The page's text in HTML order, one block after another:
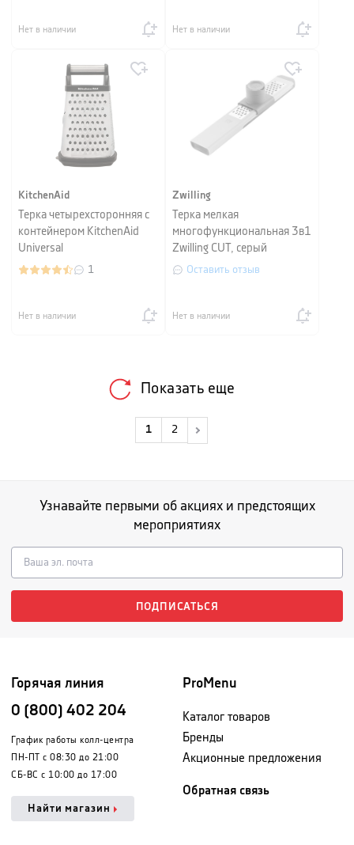
Нет в наличии Нет в наличии
KitchenAid
Терка четырехсторонняя с
контейнером KitchenAid
Universal
1
Нет в наличии
Zwilling
Терка мелкая
многофункциональная 3в1
Zwilling CUT, серый
Оставить отзыв
Нет в наличии
Показать еще
1 2
Узнавайте первыми об акциях и предстоящих
мероприятиях
ПОДПИСАТЬСЯ
Горячая линия
0 (800) 402 204
График работы колл-центра
ПН-ПТ с 08:30 до 21:00
СБ-ВС с 10:00 до 17:00
Найти магазин
ProMenu
Каталог товаров
Бренды
Акционные предложения
Обратная связь